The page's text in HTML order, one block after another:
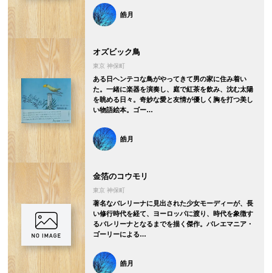
皓月
オズビック鳥
東京 神保町
ある日ヘンテコな鳥がやってきて男の家に住み着い
た。一緒に楽器を演奏し、庭で紅茶を飲み、沈む太陽
を眺める日々。奇妙な愛と友情が優しく胸を打つ美し
い物語絵本。ゴー…
皓月
金箔のコウモリ
東京 神保町
著名なバレリーナに見出された少女モーディーが、長
い修行時代を経て、ヨーロッパに渡り、時代を象徴す
るバレリーナとなるまでを描く傑作。バレエマニア・
ゴーリーによる…
皓月